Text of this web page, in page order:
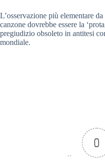
L’osservazione più elementare
canzone dovrebbe essere la
pregiudizio obsoleto in antitesi
mondiale.
0